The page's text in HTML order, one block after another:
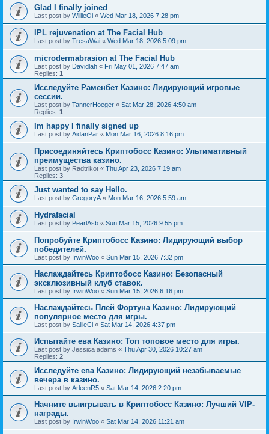
Glad I finally joined
Last post by WillieOi « Wed Mar 18, 2026 7:28 pm
IPL rejuvenation at The Facial Hub
Last post by TresaWai « Wed Mar 18, 2026 5:09 pm
microdermabrasion at The Facial Hub
Last post by Davidlah « Fri May 01, 2026 7:47 am
Replies: 1
Исследуйте Раменбет Казино: Лидирующий игровые
сессии.
Last post by TannerHoeger « Sat Mar 28, 2026 4:50 am
Replies: 1
Im happy I finally signed up
Last post by AidanPar « Mon Mar 16, 2026 8:16 pm
Присоединяйтесь Криптобосс Казино: Ультимативный
преимущества казино.
Last post by Radtrikot « Thu Apr 23, 2026 7:19 am
Replies: 3
Just wanted to say Hello.
Last post by GregoryA « Mon Mar 16, 2026 5:59 am
Hydrafacial
Last post by PearlAsb « Sun Mar 15, 2026 9:55 pm
Попробуйте Криптобосс Казино: Лидирующий выбор
победителей.
Last post by IrwinWoo « Sun Mar 15, 2026 7:32 pm
Наслаждайтесь Криптобосс Казино: Безопасный
эксклюзивный клуб ставок.
Last post by IrwinWoo « Sun Mar 15, 2026 6:16 pm
Наслаждайтесь Плей Фортуна Казино: Лидирующий
популярное место для игры.
Last post by SallieCl « Sat Mar 14, 2026 4:37 pm
Испытайте ева Казино: Топ топовое место для игры.
Last post by Jessica adams « Thu Apr 30, 2026 10:27 am
Replies: 2
Исследуйте ева Казино: Лидирующий незабываемые
вечера в казино.
Last post by ArleenR5 « Sat Mar 14, 2026 2:20 pm
Начните выигрывать в Криптобосс Казино: Лучший VIP-
награды.
Last post by IrwinWoo « Sat Mar 14, 2026 11:21 am